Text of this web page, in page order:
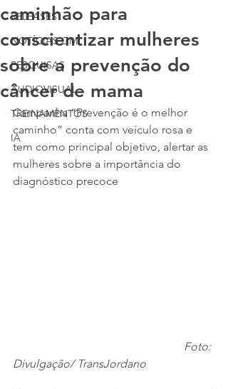
RELEASES
NOTÍCIAS GMI
PESQUISAS
AUDIOVISUAL
TREINAMENTOS
IA
caminhão para
conscientizar mulheres
sobre a prevenção do
câncer de mama
Campanha “Prevenção é o melhor
caminho” conta com veículo rosa e
tem como principal objetivo, alertar as
mulheres sobre a importância do
diagnóstico precoce
Foto:
Divulgação/ TransJordano